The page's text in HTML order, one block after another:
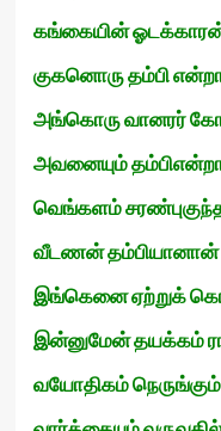
கங்கையின்
குகனொரு தம்பி
அங்கொரு வானரர்
அவனையும்
வெங்களம்
வீடணன் தம்பியானான்
இங்கெனை ஏற்றுக்
இன்னுமேன் தயக்கம்
வயோதிகம்